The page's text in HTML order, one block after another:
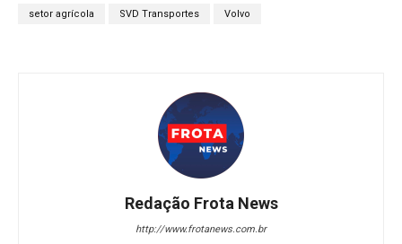
setor agrícola SVD Transportes Volvo
Redação Frota News
http://www.frotanews.com.br